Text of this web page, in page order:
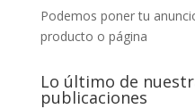
Podemos poner tu
producto o página
Lo último de
publicaciones